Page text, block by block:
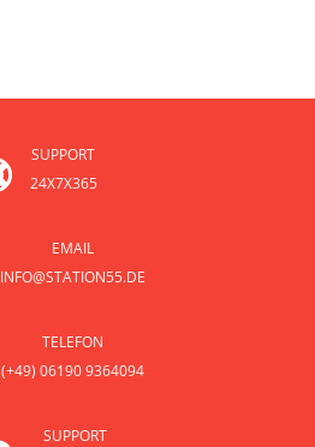
SUPPORT
24X7X365
EMAIL
INFO@STATION55.DE
TELEFON
(+49) 06190 9364094
SUPPORT